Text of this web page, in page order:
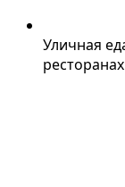
Уличная